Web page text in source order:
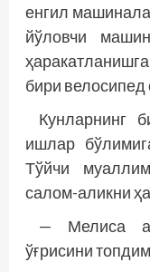
енгил
йўловчи
бири
Кунларнинг
ишлар
Тўйчи
салом-аликни
— Мелиса
ўғрисини